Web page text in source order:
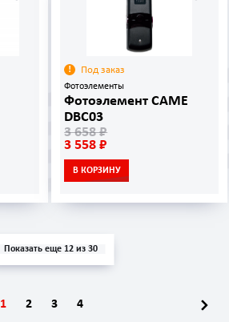
Под заказ
Фотоэлементы
Фотоэлемент CAME
DBC03
3 658 ₽
3 558 ₽
В КОРЗИНУ
Показать еще 12 из 30
1 2 3 4